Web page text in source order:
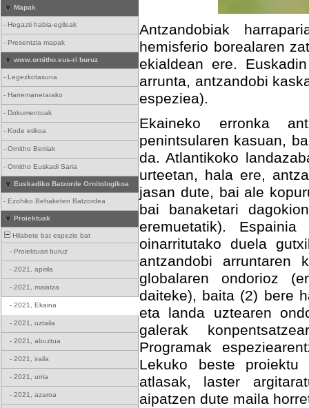
Mapak
- Hegazti habia-egileak
- Presentzia mapak
www.ornitho.eus-ri buruz
- Legezkotasuna
- Harremanetarako
- Dokumentuak
- Kode etikoa
- Ornitho Berriak
- Ornitho Euskadi Saria
Euskadiko Batzorde Ornitologikoa
- Ezohiko Behaketen Batzordea
Proiektuak
Hilabete bat espezie bat
- Proiektuari buruz
- 2021, apirila
- 2021, maiatza
- 2021, Ekaina
- 2021, uztaila
- 2021, abuztua
- 2021, iraila
- 2021, urria
- 2021, azaroa
Antzandobiak
hemisferio borealaren
ekialdean ere.
arrunta, antzandobi
espeziea).
Ekaineko erronka
penintsularen kasuan,
da. Atlantikoko
urteetan, hala ere,
jasan dute, bai ale
bai banaketari
eremuetatik).
oinarritutako duela
antzandobi arruntaren
globalaren ondorioz
daiteke), baita (2) bere
eta landa uztearen
galerak
Programak
Lekuko beste proiektu
atlasak, laster
aipatzen dute maila